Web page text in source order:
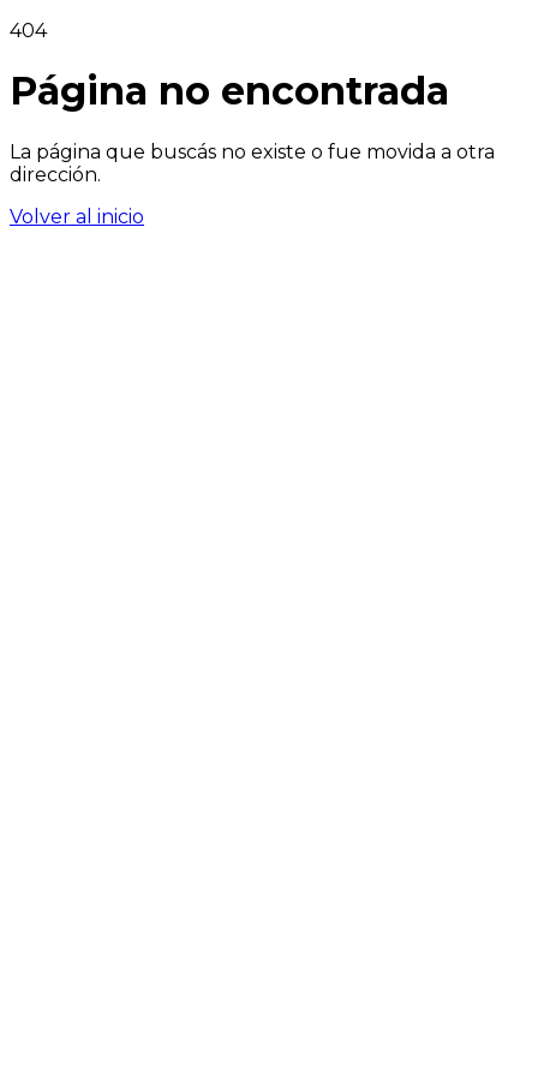
404
Página no encontrada
La página que buscás no existe o fue movida a otra
dirección.
Volver al inicio